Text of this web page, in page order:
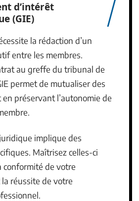
d’intérêt
(GIE)
la rédaction d’un
entre les membres.
au greffe du tribunal de
permet de mutualiser des
préservant l’autonomie de
implique des
Maîtrisez celles-ci
conformité de votre
réussite de votre